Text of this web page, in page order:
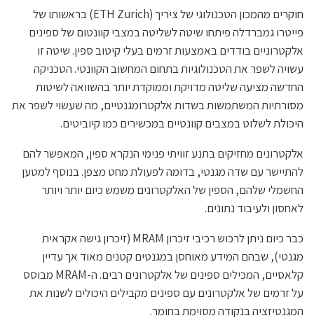
חוקרים מהמכון הטכנולוגי של ציריך (ETH Zurich) בראשותו של
פייטרו גמברדלה פיתחו שיטה לשליטה במצבי קוונטום של ספינים
אלקטרוניים בודדים באמצעות זרמים בעלי קיטוב ספין. שיטה זו
עשויה לשפר את הטכנולוגיות בתחום המחשוב הקוונטי. הטכניקה
החדשה מציעה שליטה מדויקת וממוקדת יותר בהשוואה לשיטות
מסורתיות המשתמשות בשדות אלקטרומגנטיים, מה שעשוי לשפר את
היכולת לשלוט במצבים קוונטיים במכשירים כמו קיוביטים.
אלקטרונים מחזיקים בתנע זוויתי פנימי הנקרא ספין, המאפשר להם
להתיישר עם שדה מגנטי, בדומה לפעולת מחט מצפן. בנוסף למטען
החשמלי שלהם, הספין של האלקטרונים משמש כיום יותר ויותר
לאחסון ולעיבוד נתונים.
כבר כיום ניתן לרכוש רכיבי זיכרון MRAM (זיכרון גישה אקראית
מגנטי), שבהם המידע מאוחסן במגנטים קטנים מאוד אך עדיין
קלאסיים, המכילים ספינים של אלקטרונים רבים. ה-MRAM מבוסס
על זרמים של אלקטרונים עם ספינים מקבילים היכולים לשנות את
המגנטיזציה בנקודה מסוימת בחומר.